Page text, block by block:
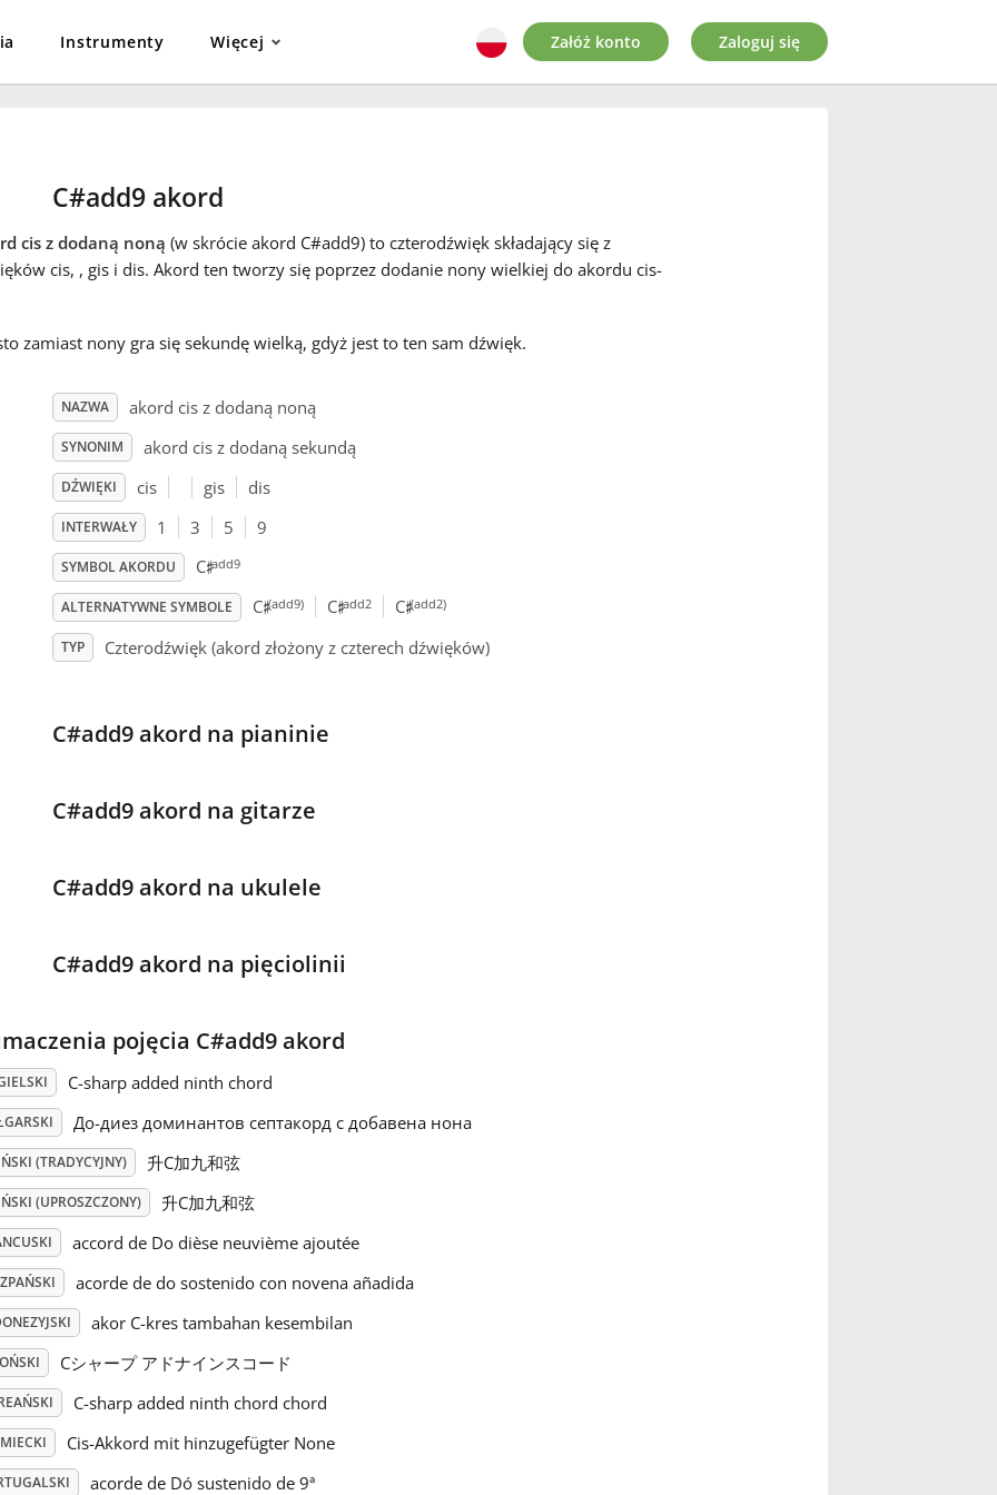
Instrumenty Więcej Załóż konto Zaloguj się
C#add9 akord
cis z dodaną noną (w skrócie akord C#add9) to czterodźwięk składający się z
cis, , gis i dis. Akord ten tworzy się poprzez dodanie nony wielkiej do akordu cis-
zamiast nony gra się sekundę wielką, gdyż jest to ten sam dźwięk.
NAZWA akord cis z dodaną noną
SYNONIM akord cis z dodaną sekundą
DŹWIĘKI cis gis dis
INTERWAŁY 1 3 5 9
SYMBOL AKORDU C♯add9
ALTERNATYWNE SYMBOLE C♯(add9) C♯add2 C♯(add2)
TYP Czterodźwięk (akord złożony z czterech dźwięków)
C#add9 akord na pianinie
C#add9 akord na gitarze
C#add9 akord na ukulele
C#add9 akord na pięciolinii
pojęcia C#add9 akord
C-sharp added ninth chord
До-диез доминантов септакорд с добавена нона
(TRADYCYJNY) 升C加九和弦
(UPROSZCZONY) 升C加九和弦
accord de Do dièse neuvième ajoutée
acorde de do sostenido con novena añadida
akor C-kres tambahan kesembilan
Cシャープ アドナインスコード
C-sharp added ninth chord chord
Cis-Akkord mit hinzugefügter None
acorde de Dó sustenido de 9ª